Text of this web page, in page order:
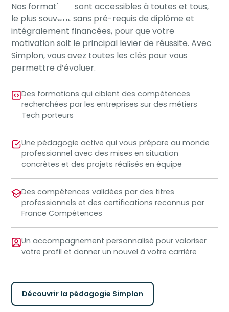
Nos formations sont accessibles à toutes et tous,
le plus souvent sans pré-requis de diplôme et
intégralement financées, pour que votre
motivation soit le principal levier de réussite. Avec
Simplon, vous avez toutes les clés pour vous
permettre d’évoluer.
Des formations qui ciblent des compétences
recherchées par les entreprises sur des métiers
Tech porteurs
Une pédagogie active qui vous prépare au monde
professionnel avec des mises en situation
concrètes et des projets réalisés en équipe
Des compétences validées par des titres
professionnels et des certifications reconnus par
France Compétences
Un accompagnement personnalisé pour valoriser
votre profil et donner un nouvel à votre carrière
Découvrir la pédagogie Simplon